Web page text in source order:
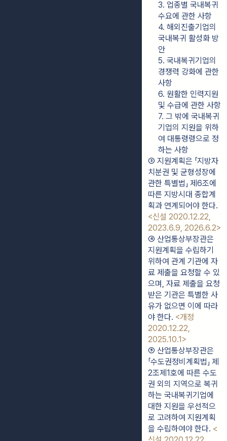
3. 업종별 국내복귀
수요에 관한 사항
4. 해외진출기업의
국내복귀 활성화 방
안
5. 국내복귀기업의
경쟁력 강화에 관한
사항
6. 원활한 인력지원
및 수급에 관한 사항
7. 그 밖에 국내복귀
기업의 지원을 위하
여 대통령령으로 정
하는 사항
③ 지원계획은 「지방자
치분권 및 균형성장에
관한 특별법」 제6조에
따른 지방시대 종합계
<신설 2020.12.22,
2023.6.9, 2026.6.2>
④ 산업통상부장관은
지원계획을 수립하기
위하여 관계 기관에 자
료 제출을 요청할 수 있
으며, 자료 제출을 요청
받은 기관은 특별한 사
유가 없으면 이에 따라
야 한다. <개정
2020.12.22,
2025.10.1>
⑤ 산업통상부장관은
「수도권정비계획법」 제
2조제1호에 따른 수도
권 외의 지역으로 복귀
하는 국내복귀기업에
대한 지원을 우선적으
로 고려하여 지원계획
을 수립하여야 한다. <